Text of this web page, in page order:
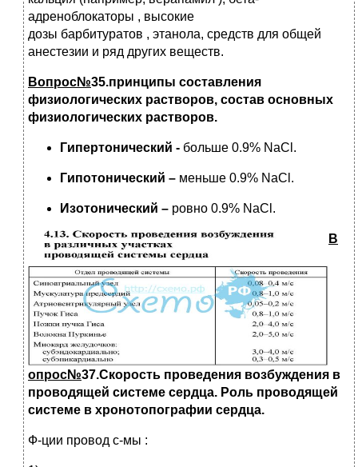
адреноблокаторы , высокие
дозы барбитуратов , этанола, средств для общей
анестезии и ряд других веществ.
Вопрос№35.принципы составления
физиологических растворов, состав основных
физиологических растворов.
Гипертонический - больше 0.9% NaCl.
Гипотонический – меньше 0.9% NaCl.
Изотонический – ровно 0.9% NaCl.
В
опрос№37.Скорость проведения возбуждения в
проводящей системе сердца. Роль проводящей
системе в хронотопографии сердца.
Ф-ции провод с-мы :